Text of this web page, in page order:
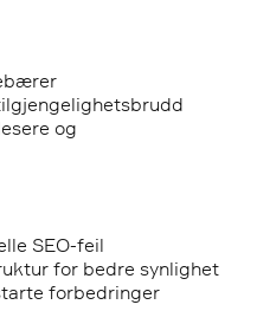
og
SEO-feil
for bedre synlighet
forbedringer